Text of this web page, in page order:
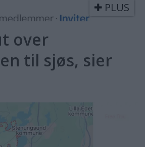
PLUS
over
til sjøs, sier